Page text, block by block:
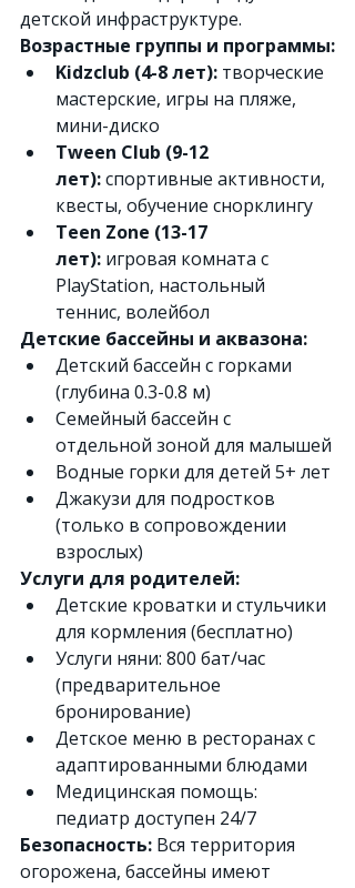
детской инфраструктуре.
Возрастные группы и программы:
Kidzclub (4-8 лет): творческие
мастерские, игры на пляже,
мини-диско
Tween Club (9-12
лет): спортивные активности,
квесты, обучение снорклингу
Teen Zone (13-17
лет): игровая комната с
PlayStation, настольный
теннис, волейбол
Детские бассейны и аквазона:
Детский бассейн с горками
(глубина 0.3-0.8 м)
Семейный бассейн с
отдельной зоной для малышей
Водные горки для детей 5+ лет
Джакузи для подростков
(только в сопровождении
взрослых)
Услуги для родителей:
Детские кроватки и стульчики
для кормления (бесплатно)
Услуги няни: 800 бат/час
(предварительное
бронирование)
Детское меню в ресторанах с
адаптированными блюдами
Медицинская помощь:
педиатр доступен 24/7
Безопасность: Вся территория
огорожена, бассейны имеют